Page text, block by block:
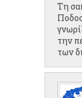
Τη
την
των